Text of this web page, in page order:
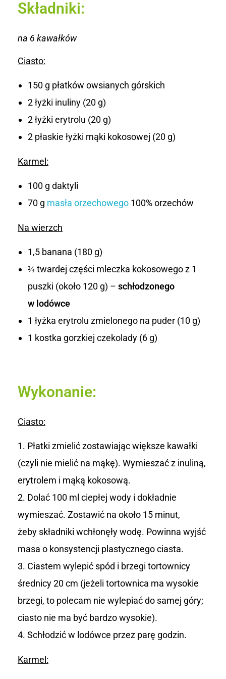
i
a
Składniki:
na 6 kawałków
Ciasto:
150 g płatków owsianych górskich
2 łyżki inuliny (20 g)
2 łyżki erytrolu (20 g)
2 płaskie łyżki mąki kokosowej (20 g)
Karmel:
100 g daktyli
70 g masła orzechowego100% orzechów
Na wierzch
1,5 banana (180 g)
⅔ twardej części mleczka kokosowego z 1
puszki (około 120 g) – schłodzonego
w lodówce
1 łyżka erytrolu zmielonego na puder (10 g)
1 kostka gorzkiej czekolady (6 g)
Wykonanie:
Ciasto:
Płatki zmielić zostawiając większe kawałki
(czyli nie mielić na mąkę). Wymieszać z inuliną,
erytrolem i mąką kokosową.
Dolać 100 ml ciepłej wody i dokładnie
wymieszać. Zostawić na około 15 minut,
żeby składniki wchłonęły wodę. Powinna wyjść
masa o konsystencji plastycznego ciasta.
Ciastem wylepić spód i brzegi tortownicy
średnicy 20 cm (jeżeli tortownica ma wysokie
brzegi, to polecam nie wylepiać do samej góry;
ciasto nie ma być bardzo wysokie).
Schłodzić w lodówce przez parę godzin.
Karmel: